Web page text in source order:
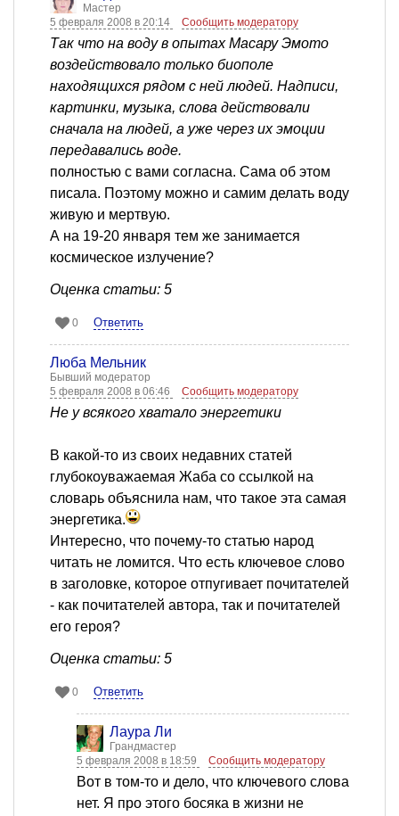
Мастер
5 февраля 2008 в 20:14
Сообщить модератору
Так что на воду в опытах Масару Эмото
воздействовало только биополе
находящихся рядом с ней людей. Надписи,
картинки, музыка, слова действовали
сначала на людей, а уже через их эмоции
передавались воде.
полностью с вами согласна. Сама об этом
писала. Поэтому можно и самим делать воду
живую и мертвую.
А на 19-20 января тем же занимается
космическое излучение?
Оценка статьи: 5
0 Ответить
Люба Мельник
Бывший модератор
5 февраля 2008 в 06:46
Сообщить модератору
Не у всякого хватало энергетики
В какой-то из своих недавних статей
глубокоуважаемая Жаба со ссылкой на
словарь объяснила нам, что такое эта самая
энергетика.
Интересно, что почему-то статью народ
читать не ломится. Что есть ключевое слово
в заголовке, которое отпугивает почитателей
- как почитателей автора, так и почитателей
его героя?
Оценка статьи: 5
0 Ответить
Лаура Ли
Грандмастер
5 февраля 2008 в 18:59
Сообщить модератору
Вот в том-то и дело, что ключевого слова
нет. Я про этого босяка в жизни не